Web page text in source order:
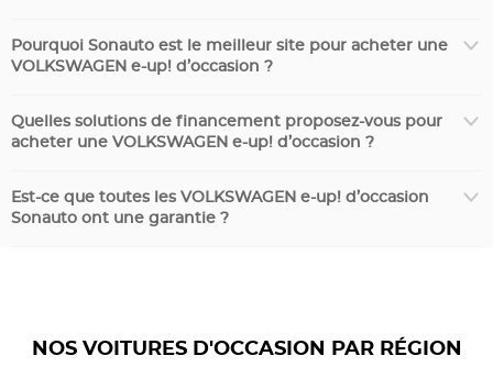
Pourquoi Sonauto est le meilleur site pour acheter une
VOLKSWAGEN e-up! d’occasion ?
Quelles solutions de financement proposez-vous pour
acheter une VOLKSWAGEN e-up! d’occasion ?
Est-ce que toutes les VOLKSWAGEN e-up! d’occasion
Sonauto ont une garantie ?
NOS VOITURES D'OCCASION PAR RÉGION